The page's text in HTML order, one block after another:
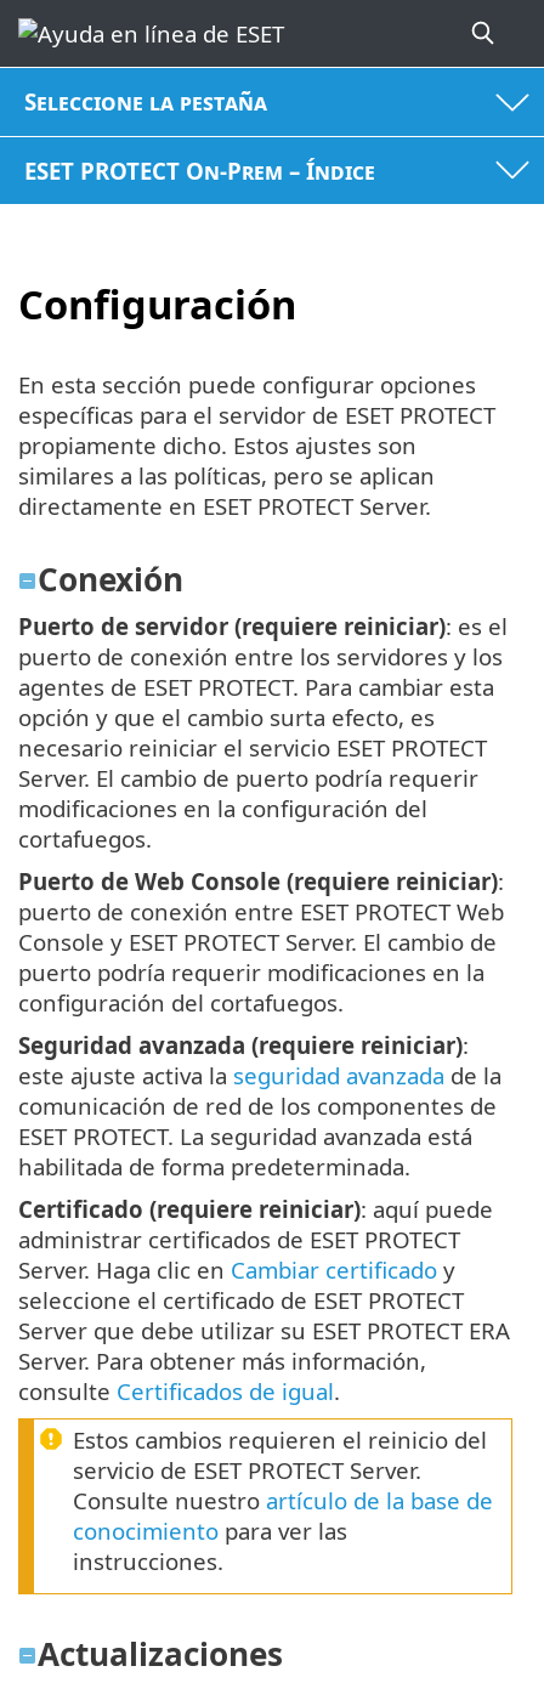
Seleccione la pestaña
ESET PROTECT On-Prem – Índice
Configuración
En esta sección puede configurar opciones
específicas para el servidor de ESET PROTECT
propiamente dicho. Estos ajustes son
similares a las políticas, pero se aplican
directamente en ESET PROTECT Server.
Conexión
Puerto de servidor (requiere reiniciar): es el
puerto de conexión entre los servidores y los
agentes de ESET PROTECT. Para cambiar esta
opción y que el cambio surta efecto, es
necesario reiniciar el servicio ESET PROTECT
Server. El cambio de puerto podría requerir
modificaciones en la configuración del
cortafuegos.
Puerto de Web Console (requiere reiniciar):
puerto de conexión entre ESET PROTECT Web
Console y ESET PROTECT Server. El cambio de
puerto podría requerir modificaciones en la
configuración del cortafuegos.
Seguridad avanzada (requiere reiniciar):
este ajuste activa la seguridad avanzada de la
comunicación de red de los componentes de
ESET PROTECT. La seguridad avanzada está
habilitada de forma predeterminada.
Certificado (requiere reiniciar): aquí puede
administrar certificados de ESET PROTECT
Server. Haga clic en Cambiar certificado y
seleccione el certificado de ESET PROTECT
Server que debe utilizar su ESET PROTECT ERA
Server. Para obtener más información,
consulte Certificados de igual.
Estos cambios requieren el reinicio del
servicio de ESET PROTECT Server.
Consulte nuestro artículo de la base de
conocimiento para ver las
instrucciones.
Actualizaciones